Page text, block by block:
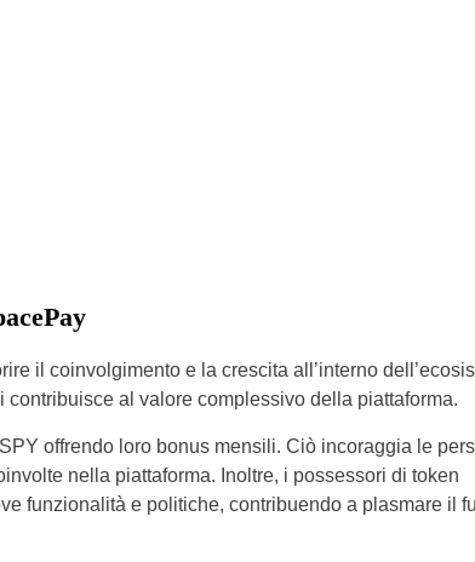
il coinvolgimento e la crescita all’interno
al valore complessivo della piattaforma.
offrendo loro bonus mensili. Ciò incoraggia le
nella piattaforma. Inoltre, i possessori di token
funzionalità e politiche, contribuendo a plasmare il